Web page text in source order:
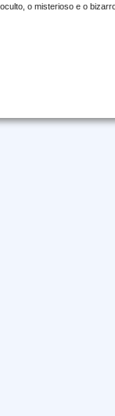
o misterioso e o